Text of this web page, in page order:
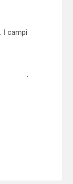
I campi